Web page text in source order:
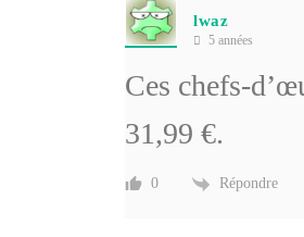
lwaz
5 années
Ces chefs-
31,99 €.
0 Répondre